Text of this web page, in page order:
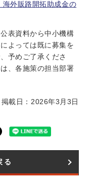
外販路開拓助成金の
表資料から中小機構
よっては既に募集を
予めご了承くださ
、各施策の担当部署
掲載日：2026年3月3日
る